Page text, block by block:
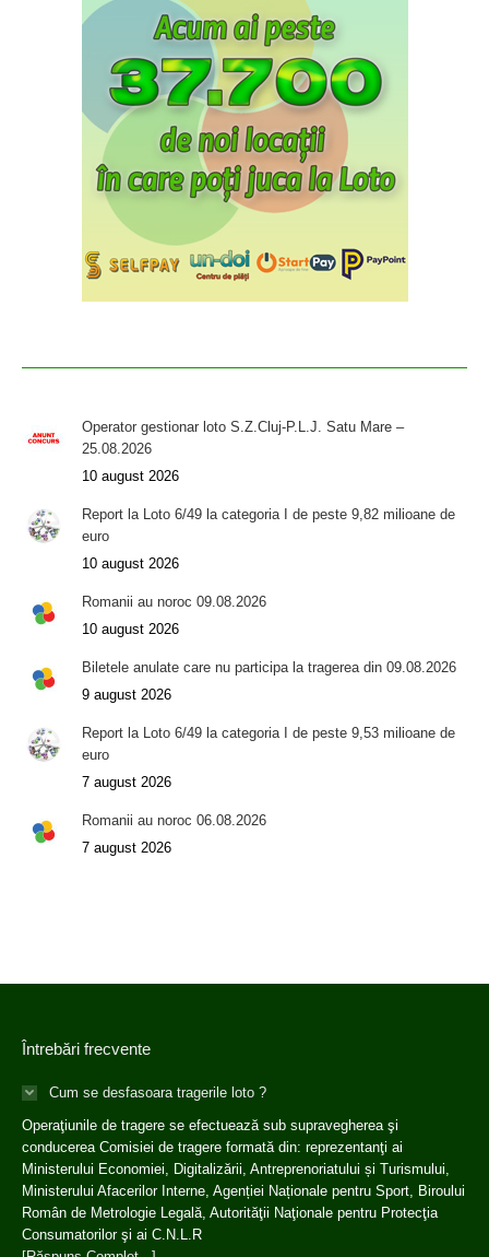
Operator gestionar loto S.Z.Cluj-P.L.J. Satu Mare –
25.08.2026
10 august 2026
Report la Loto 6/49 la categoria I de peste 9,82 milioane de
euro
10 august 2026
Romanii au noroc 09.08.2026
10 august 2026
Biletele anulate care nu participa la tragerea din 09.08.2026
9 august 2026
Report la Loto 6/49 la categoria I de peste 9,53 milioane de
euro
7 august 2026
Romanii au noroc 06.08.2026
7 august 2026
Întrebări frecvente
Cum se desfasoara tragerile loto ?
Operaţiunile de tragere se efectuează sub supravegherea şi
conducerea Comisiei de tragere formată din: reprezentanţi ai
Ministerului Economiei, Digitalizării, Antreprenoriatului și Turismului,
Ministerului Afacerilor Interne, Agenției Naționale pentru Sport, Biroului
Român de Metrologie Legală, Autorităţii Naţionale pentru Protecţia
Consumatorilor şi ai C.N.L.R